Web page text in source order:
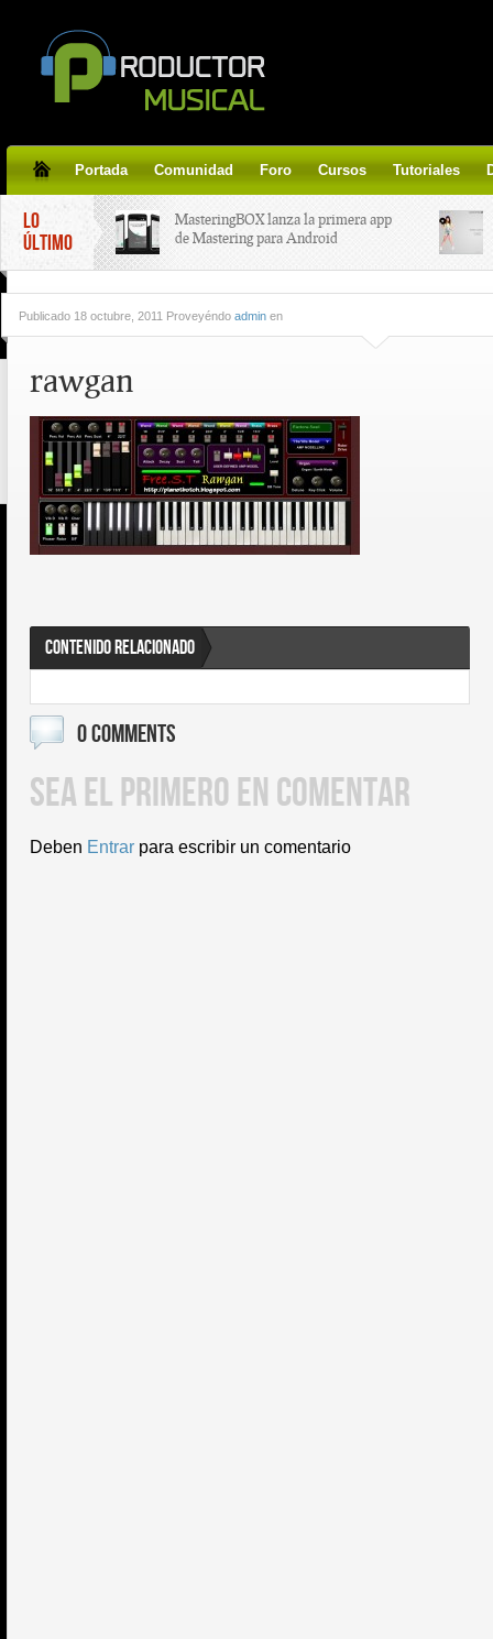
Portada Comunidad Foro Cursos Tutoriales
LO
ÚLTIMO
MasteringBOX lanza la primera app
de Mastering para Android
line gratis!
Tutorial de CLA Effects, aprende a
aplicar efectos a tus voces.
Publicado 18 octubre, 2011 Proveyéndo admin en
rawgan
CONTENIDO RELACIONADO
0 COMMENTS
SEA EL PRIMERO EN COMENTAR
Deben Entrar para escribir un comentario